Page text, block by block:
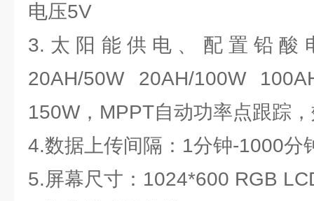
电压5V
3.太阳能供电、配置铅酸
20AH/50W 20AH/100W
150W，MPPT自动功率点跟踪
4.数据上传间隔：1分钟-1000分
5.屏幕尺寸：1024*600 RGB